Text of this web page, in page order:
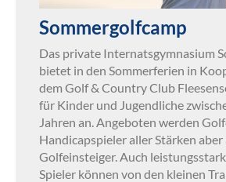
Sommergolfcamp
Das private Internatsgymnasium
bietet in den Sommerferien in
dem Golf & Country Club
für Kinder und Jugendliche
Jahren an. Angeboten werden
Handicapspieler aller Stärken aber
Golfeinsteiger. Auch
Spieler können von den kleinen